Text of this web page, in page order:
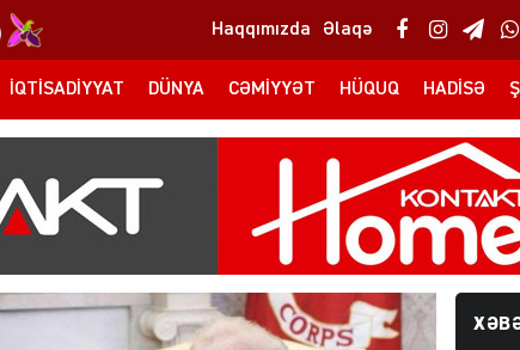
Haqqımızda Əlaqə
İQTISADIYYAT DÜNYA CƏMIYYƏT HÜQUQ HADISƏ